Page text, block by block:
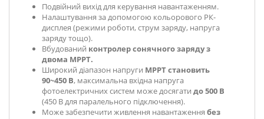
Подвійний вихід для керування навантаженням.
Налаштування за допомогою кольорового РК-
дисплея (режими роботи, струм заряду, напруга
заряду тощо).
Вбудований контролер сонячного заряду з
двома MPPT.
Широкий діапазон напруги MPPT становить
90~450 В, максимальна вхідна напруга
фотоелектричних систем може досягати до 500 В
(450 В для паралельного підключення).
Може забезпечити живлення навантаження без